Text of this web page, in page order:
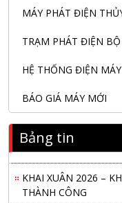
MÁY PHÁT ĐIỆN
TRẠM PHÁT ĐIỆN BỘ
HỆ THỐNG ĐIỆN MÁY
BÁO GIÁ MÁY MỚI
Bảng tin
Nanibi Cung Cấp
Tú 29
KHAI XUÂN 2026 –
THÀNH CÔNG